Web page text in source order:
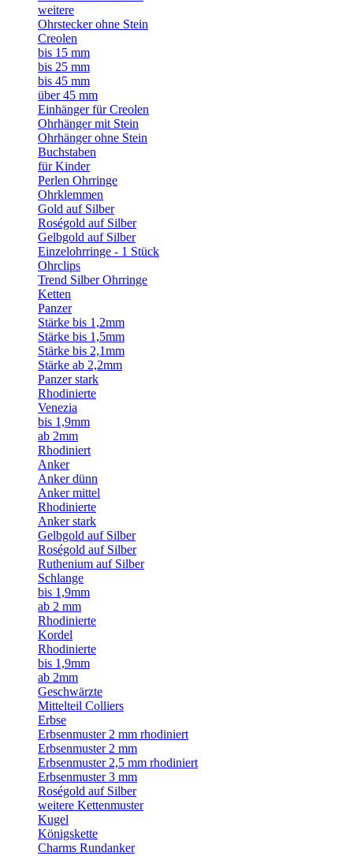
weitere
Ohrstecker ohne Stein
Creolen
bis 15 mm
bis 25 mm
bis 45 mm
über 45 mm
Einhänger für Creolen
Ohrhänger mit Stein
Ohrhänger ohne Stein
Buchstaben
für Kinder
Perlen Ohrringe
Ohrklemmen
Gold auf Silber
Roségold auf Silber
Gelbgold auf Silber
Einzelohrringe - 1 Stück
Ohrclips
Trend Silber Ohrringe
Ketten
Panzer
Stärke bis 1,2mm
Stärke bis 1,5mm
Stärke bis 2,1mm
Stärke ab 2,2mm
Panzer stark
Rhodinierte
Venezia
bis 1,9mm
ab 2mm
Rhodiniert
Anker
Anker dünn
Anker mittel
Rhodinierte
Anker stark
Gelbgold auf Silber
Roségold auf Silber
Ruthenium auf Silber
Schlange
bis 1,9mm
ab 2 mm
Rhodinierte
Kordel
Rhodinierte
bis 1,9mm
ab 2mm
Geschwärzte
Mittelteil Colliers
Erbse
Erbsenmuster 2 mm rhodiniert
Erbsenmuster 2 mm
Erbsenmuster 2,5 mm rhodiniert
Erbsenmuster 3 mm
Roségold auf Silber
weitere Kettenmuster
Kugel
Königskette
Charms Rundanker